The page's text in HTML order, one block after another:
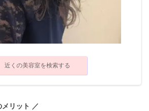
近くの美容室を検索する
リット ／